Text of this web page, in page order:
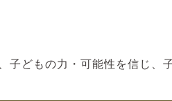
どもの力・可能性を信じ、